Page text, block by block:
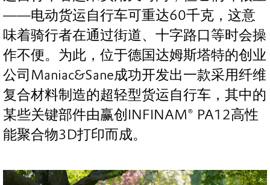
——电动货运自行车可重达60千克，这意
味着骑行者在通过街道、十字路口等时会操
作不便。为此，位于德国达姆斯塔特的创业
公司Maniac&Sane成功开发出一款采用纤维
复合材料制造的超轻型货运自行车，其中的
某些关键部件由赢创INFINAM® PA12高性
能聚合物3D打印而成。